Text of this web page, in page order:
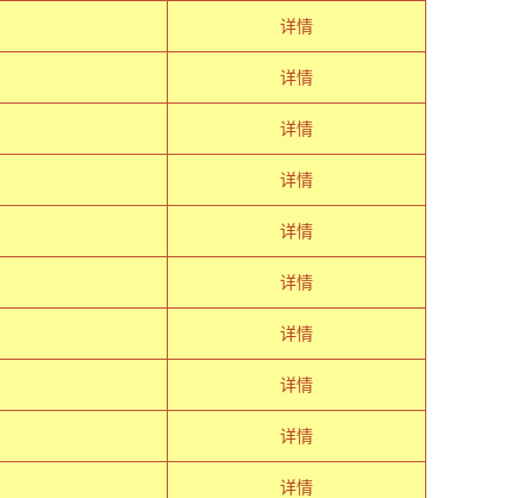
详情
详情
详情
详情
详情
详情
详情
详情
详情
详情